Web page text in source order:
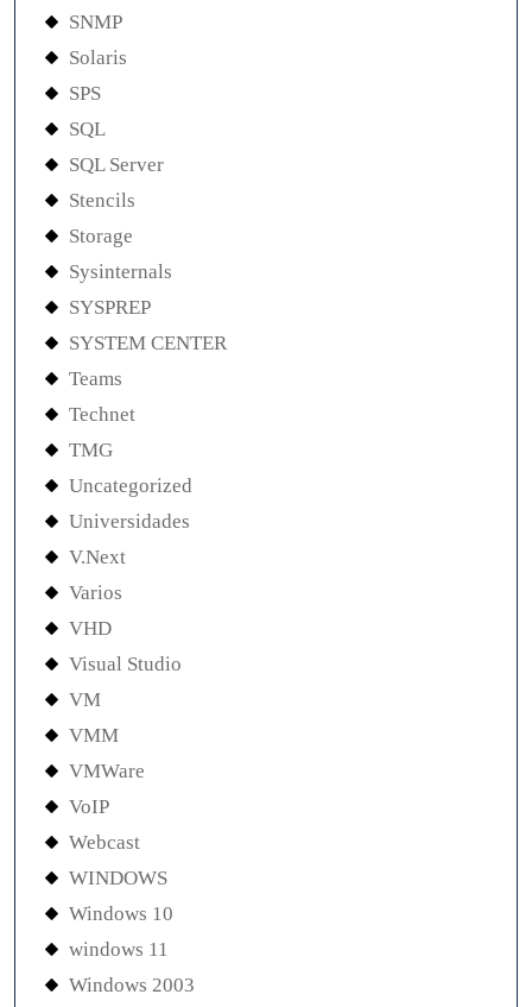
SNMP
Solaris
SPS
SQL
SQL Server
Stencils
Storage
Sysinternals
SYSPREP
SYSTEM CENTER
Teams
Technet
TMG
Uncategorized
Universidades
V.Next
Varios
VHD
Visual Studio
VM
VMM
VMWare
VoIP
Webcast
WINDOWS
Windows 10
windows 11
Windows 2003